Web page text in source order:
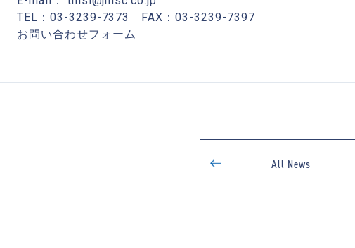
TEL：03-3239-7373 FAX：03-3239-7397
お問い合わせフォーム
All News